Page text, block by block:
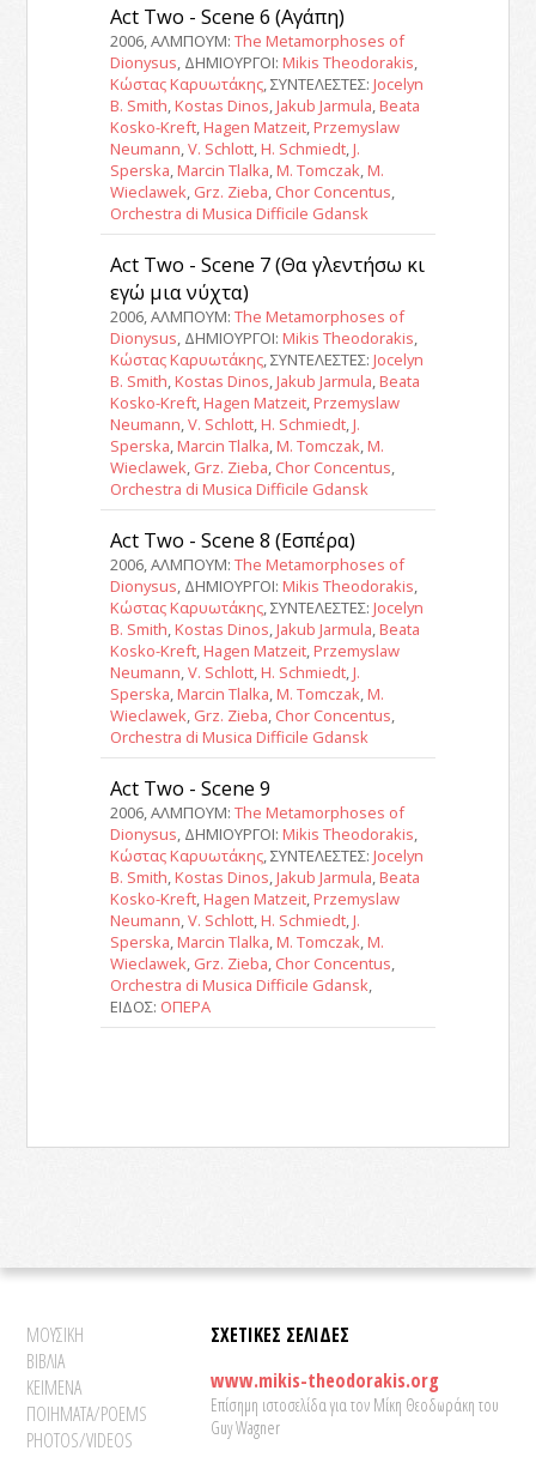
Act Two - Scene 6 (Αγάπη)
2006, ΑΛΜΠΟΥΜ: The Metamorphoses of
Dionysus, ΔΗΜΙΟΥΡΓΟΙ: Mikis Theodorakis,
Κώστας Καρυωτάκης, ΣΥΝΤΕΛΕΣΤΕΣ: Jocelyn
B. Smith, Kostas Dinos, Jakub Jarmula, Beata
Kosko-Kreft, Hagen Matzeit, Przemyslaw
Neumann,V. Schlott, H. Schmiedt, J.
Sperska, Marcin Tlalka, M. Tomczak, M.
Wieclawek, Grz. Zieba, Chor Concentus,
Orchestra di Musica Difficile Gdansk
Act Two - Scene 7 (Θα γλεντήσω κι
εγώ μια νύχτα)
2006, ΑΛΜΠΟΥΜ: The Metamorphoses of
Dionysus , ΔΗΜΙΟΥΡΓΟΙ: Mikis Theodorakis
Κώστας Καρυωτάκης, ΣΥΝΤΕΛΕΣΤΕΣ: Jocelyn
B. Smith Kostas Dinos Jakub Jarmula Beata
Kosko-Kreft, Hagen Matzeit, Przemyslaw
Neumann V. Schlott, H. Schmiedt, J.
Sperska Marcin Tlalka M. Tomczak M.
Wieclawek Grz. Zieba Chor Concentus
Orchestra di Musica Difficile Gdansk
Act Two - Scene 8 (Εσπέρα)
2006, ΑΛΜΠΟΥΜ: The Metamorphoses of
Dionysus , ΔΗΜΙΟΥΡΓΟΙ: Mikis Theodorakis
Κώστας Καρυωτάκης, ΣΥΝΤΕΛΕΣΤΕΣ: Jocelyn
B. Smith Kostas Dinos Jakub Jarmula Beata
Kosko-Kreft, Hagen Matzeit, Przemyslaw
Neumann V. Schlott, H. Schmiedt, J.
Sperska Marcin Tlalka M. Tomczak M.
Wieclawek Grz. Zieba Chor Concentus
Orchestra di Musica Difficile Gdansk
Act Two - Scene 9
2006, ΑΛΜΠΟΥΜ: The Metamorphoses of
Dionysus , ΔΗΜΙΟΥΡΓΟΙ: Mikis Theodorakis
Κώστας Καρυωτάκης, ΣΥΝΤΕΛΕΣΤΕΣ: Jocelyn
B. Smith Kostas Dinos Jakub Jarmula Beata
Kosko-Kreft, Hagen Matzeit, Przemyslaw
Neumann V. Schlott, H. Schmiedt, J.
Sperska Marcin Tlalka M. Tomczak M.
Wieclawek Grz. Zieba Chor Concentus
Orchestra di Musica Difficile Gdansk
ΕΙΔΟΣ: ΟΠΕΡΑ
ΜΟΥΣΙΚΗ
ΒΙΒΛΙΑ
ΚΕΙΜΕΝΑ
ΠΟΙΗΜΑΤΑ/POEMS
PHOTOS/VIDEOS
ΣΧΕΤΙΚΕΣ ΣΕΛΙΔΕΣ
www.mikis-theodorakis.org
Επίσημη ιστοσελίδα για τον Μίκη Θεοδωράκη του
Guy Wagner